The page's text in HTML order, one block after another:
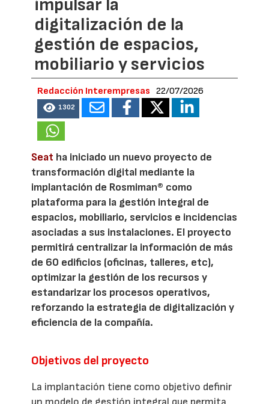
impulsar la
digitalización de la
gestión de espacios,
mobiliario y servicios
Redacción Interempresas 22/07/2026
1302
Seat ha iniciado un nuevo proyecto de
transformación digital mediante la
implantación de Rosmiman® como
plataforma para la gestión integral de
espacios, mobiliario, servicios e incidencias
asociadas a sus instalaciones. El proyecto
permitirá centralizar la información de más
de 60 edificios (oficinas, talleres, etc),
optimizar la gestión de los recursos y
estandarizar los procesos operativos,
reforzando la estrategia de digitalización y
eficiencia de la compañía.
Objetivos del proyecto
La implantación tiene como objetivo definir